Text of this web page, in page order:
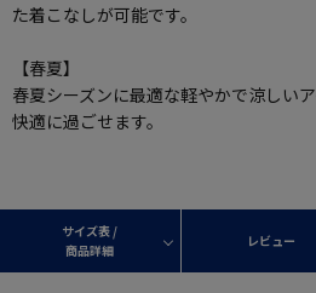
た着こなしが可能です。
【春夏】
春夏シーズンに最適な軽やかで涼しい
快適に過ごせます。
サイズ表 /
商品詳細
レビュー